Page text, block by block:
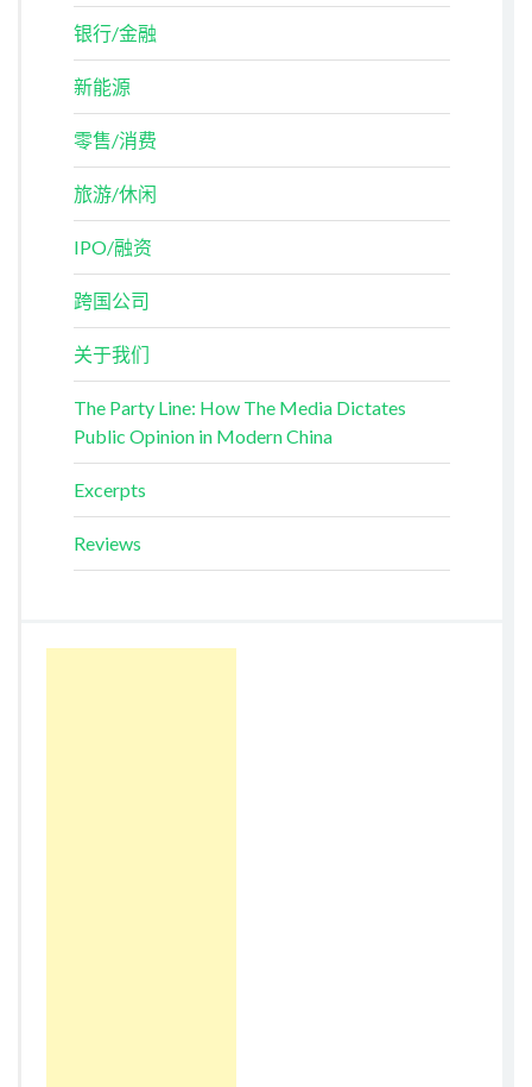
银行/金融
新能源
零售/消费
旅游/休闲
IPO/融资
跨国公司
关于我们
The Party Line: How The Media Dictates
Public Opinion in Modern China
Excerpts
Reviews